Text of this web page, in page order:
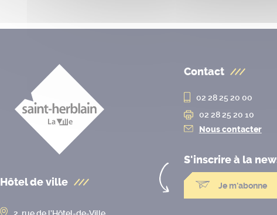
Hôtel de ville
2, rue de l’Hôtel-de-Ville
Contact
02 28 25 20 00
02 28 25 20 10
Nous contacter
S'inscrire à la
Je m'abonne